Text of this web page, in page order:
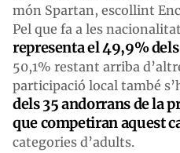
món Spartan, escollint
Pel que fa a les
representa el 49,9%
50,1% restant arriba
participació local també
dels 35 andorrans de la
que competiran aquest
categories d’adults.